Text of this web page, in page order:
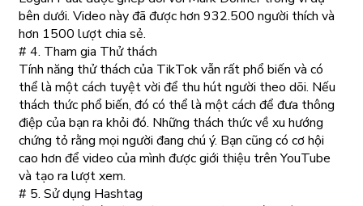
bên dưới. Video này đã được hơn 932.500 người thích và
hơn 1500 lượt chia sẻ.
# 4. Tham gia Thử thách
Tính năng thử thách của TikTok vẫn rất phổ biến và có
thể là một cách tuyệt vời để thu hút người theo dõi. Nếu
thách thức phổ biến, đó có thể là một cách để đưa thông
điệp của bạn ra khỏi đó. Những thách thức về xu hướng
chứng tỏ rằng mọi người đang chú ý. Bạn cũng có cơ hội
cao hơn để video của mình được giới thiệu trên YouTube
và tạo ra lượt xem.
# 5. Sử dụng Hashtag